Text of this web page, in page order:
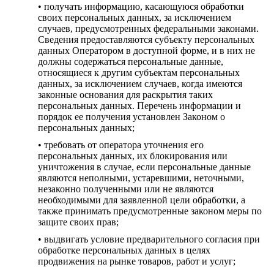
• получать информацию, касающуюся обработки
своих персональных данных, за исключением
случаев, предусмотренных федеральными законами.
Сведения предоставляются субъекту персональных
данных Оператором в доступной форме, и в них не
должны содержаться персональные данные,
относящиеся к другим субъектам персональных
данных, за исключением случаев, когда имеются
законные основания для раскрытия таких
персональных данных. Перечень информации и
порядок ее получения установлен Законом о
персональных данных;
• требовать от оператора уточнения его
персональных данных, их блокирования или
уничтожения в случае, если персональные данные
являются неполными, устаревшими, неточными,
незаконно полученными или не являются
необходимыми для заявленной цели обработки, а
также принимать предусмотренные законом меры по
защите своих прав;
• выдвигать условие предварительного согласия при
обработке персональных данных в целях
продвижения на рынке товаров, работ и услуг;